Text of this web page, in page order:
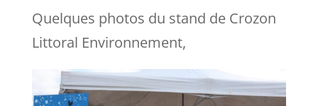
Quelques photos du stand de Crozon
Littoral Environnement,